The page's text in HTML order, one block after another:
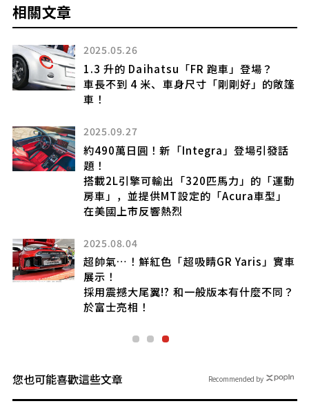
相關文章
2025.05.26
1.3 升的 Daihatsu「FR 跑車」登場？
車長不到 4 米、車身尺寸「剛剛好」的敞篷
車！
2025.09.27
約490萬日圓！新「Integra」登場引發話
題！
搭載2L引擎可輸出「320匹馬力」的「運動
房車」，並提供MT設定的「Acura車型」
在美國上市反響熱烈
2025.08.04
超帥氣…！鮮紅色「超吸睛GR Yaris」實車
展示！
採用震撼大尾翼!? 和一般版本有什麼不同？
於富士亮相！
您也可能喜歡這些文章 Recommended by